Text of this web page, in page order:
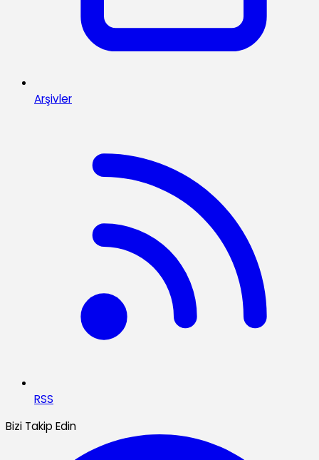
Arşivler
RSS
Bizi Takip Edin